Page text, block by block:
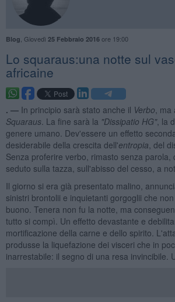
Blog Giovedì 25 Febbraio 2016ore 19:00
Lo squaraus:una notte sul
africaine
. — In principio sarà stato anche il Verbo ,
Squaraus. La fine sarà la "Dissipatio HG", la
genere umano. Dev'essere un effetto
desiderabile della crescita dell'entropia , del
Senza proferire verbo, rimasto senza parola,
seduto sulla tazza, sull'abisso del cesso, a
Il giorno si era già presentato malino,
sinistri brontolii e inquietanti gorgoglii che
buono. Tenera non fu la notte, ma
tutto si compì. Un effetto devastante e
mortificazione della carne e dello spirito.
produsse la liquefazione dei visceri che in
inarrestabile: il segno di una resa invincibile.